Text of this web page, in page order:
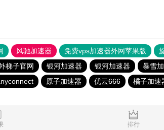
风驰加速器 免费vps加速器外网苹果版
梯子官网 银河加速器 银河加速器 暴雪
原子加速器 优云666 橘子加速
排行